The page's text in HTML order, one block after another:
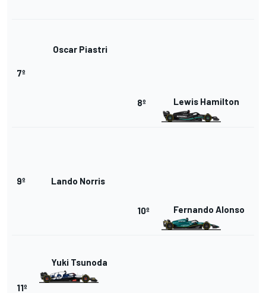
7º
Oscar Piastri
8º Lewis Hamilton
9º Lando Norris
10º Fernando Alonso
11º
Yuki Tsunoda